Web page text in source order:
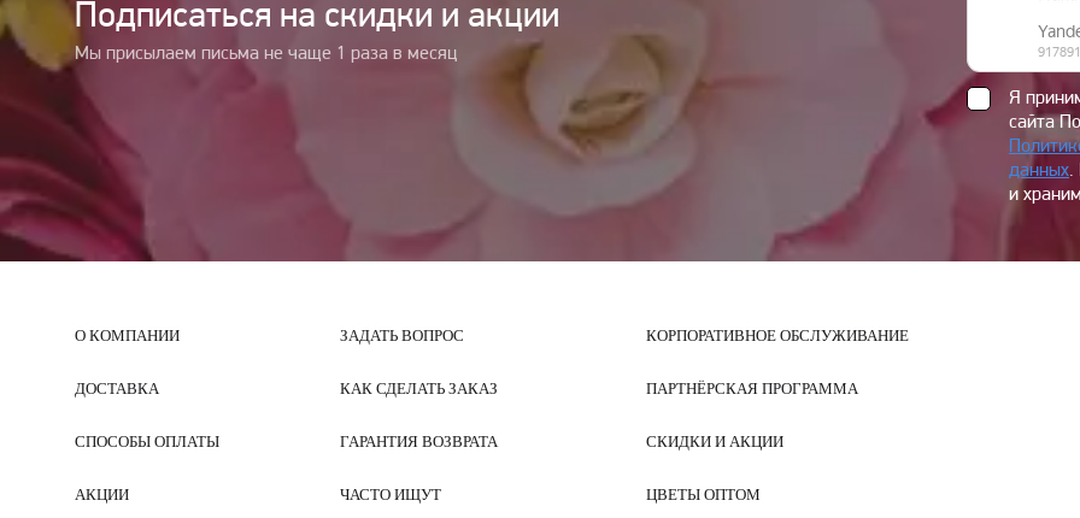
Подписаться на cкидки и акции
Мы присылаем письма не чаще 1 раза в месяц
Я
сайта
данных.
и
О КОМПАНИИ
ДОСТАВКА
СПОСОБЫ ОПЛАТЫ
АКЦИИ
ЗАДАТЬ ВОПРОС
КАК СДЕЛАТЬ ЗАКАЗ
ГАРАНТИЯ ВОЗВРАТА
ЧАСТО ИЩУТ
КОРПОРАТИВНОЕ ОБСЛУЖИВАНИЕ
ПАРТНЁРСКАЯ ПРОГРАММА
СКИДКИ И АКЦИИ
ЦВЕТЫ ОПТОМ